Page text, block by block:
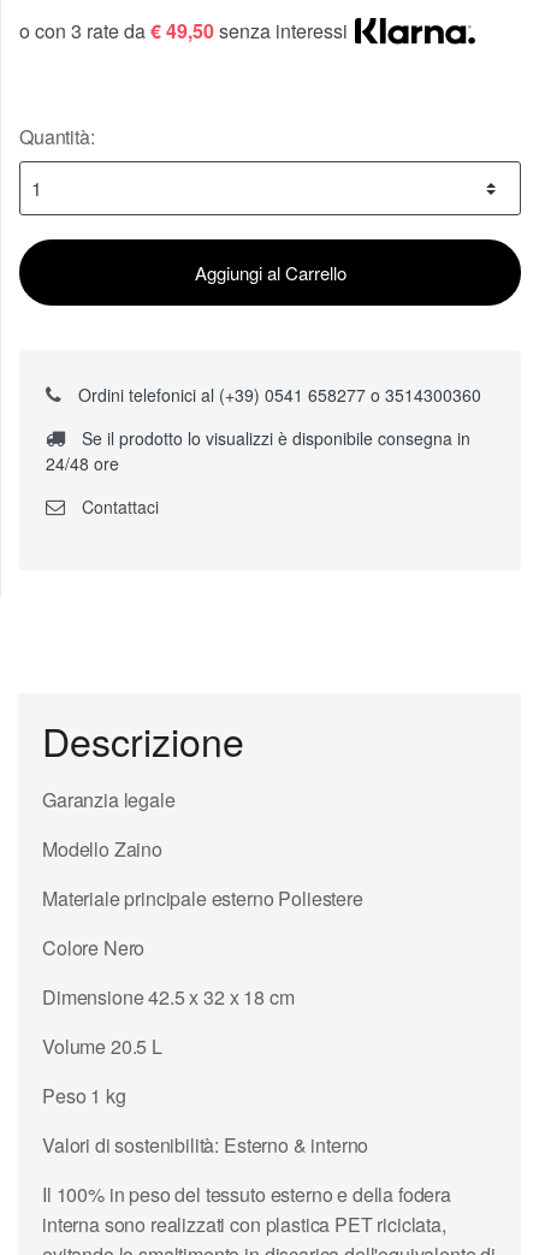
o con 3 rate da€ 49,50senza interessi
Quantità:
Aggiungi al Carrello
Ordini telefonici al (+39) 0541 658277 o 3514300360
Se il prodotto lo visualizzi è disponibile consegna in
24/48 ore
Contattaci
Descrizione
Garanzia legale
Modello Zaino
Materiale principale esterno Poliestere
Colore Nero
Dimensione 42.5 x 32 x 18 cm
Volume 20.5 L
Peso 1 kg
Valori di sostenibilità: Esterno & interno
Il 100% in peso del tessuto esterno e della fodera
interna sono realizzati con plastica PET riciclata,